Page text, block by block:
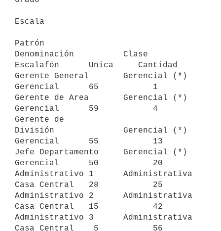
Escala
Patrón
Denominación          Clase
Escalafón      Unica     Cantidad
Gerente General       Gerencial (*)
Gerencial      65           1
Gerente de Area       Gerencial (*)
Gerencial      59           4
Gerente de
División              Gerencial (*)
Gerencial      55           13
Jefe Departamento     Gerencial (*)
Gerencial      50           20
Administrativo 1      Administrativa
Casa Central   28           25
Administrativo 2      Administrativa
Casa Central   15           42
Administrativo 3      Administrativa
Casa Central    5           56